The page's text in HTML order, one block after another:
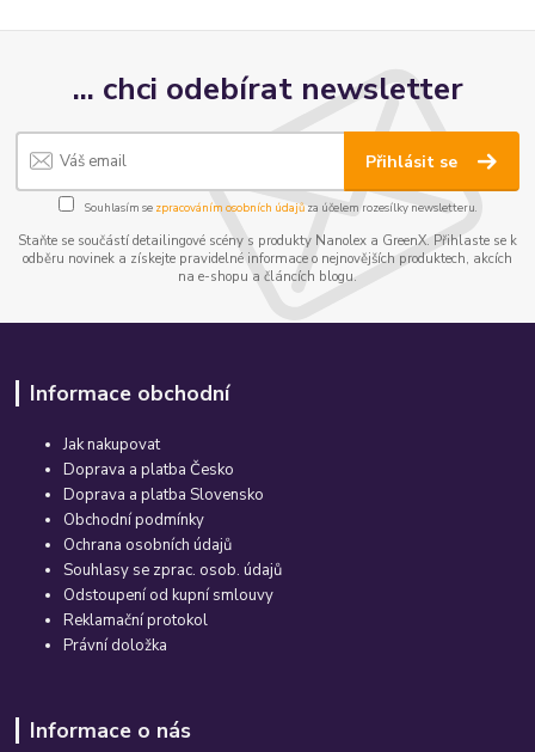
... chci odebírat newsletter
Přihlásit se
Souhlasím se zpracováním osobních údajůza účelem rozesílky newsletteru.
Staňte se součástí detailingové scény s produkty Nanolex a GreenX. Přihlaste se k
odběru novinek a získejte pravidelné informace o nejnovějších produktech, akcích
na e-shopu a článcích blogu.
Informace obchodní
Jak nakupovat
Doprava a platba Česko
Doprava a platba Slovensko
Obchodní podmínky
Ochrana osobních údajů
Souhlasy se zprac. osob. údajů
Odstoupení od kupní smlouvy
Reklamační protokol
Právní doložka
Informace o nás